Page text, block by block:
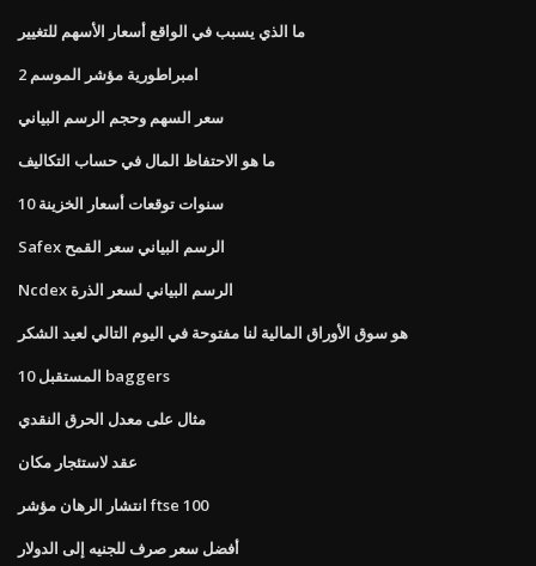
ما الذي يسبب في الواقع أسعار الأسهم للتغيير
امبراطورية مؤشر الموسم 2
سعر السهم وحجم الرسم البياني
ما هو الاحتفاظ المال في حساب التكاليف
10 سنوات توقعات أسعار الخزينة
Safex الرسم البياني سعر القمح
Ncdex الرسم البياني لسعر الذرة
هو سوق الأوراق المالية لنا مفتوحة في اليوم التالي لعيد الشكر
10 المستقبل baggers
مثال على معدل الحرق النقدي
عقد لاستئجار مكان
انتشار الرهان مؤشر ftse 100
أفضل سعر صرف للجنيه إلى الدولار